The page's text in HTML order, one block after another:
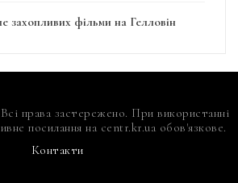
захопливих фільми на Гелловін
права застережено. При використанні
посилання на centr.kr.ua обов'язкове.
Контакти